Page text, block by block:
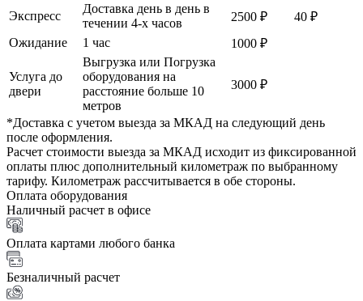
Экспресс
Доставка день в день в
течении 4-х часов
2500 ₽
40 ₽
Ожидание
1 час 1000 ₽
Услуга до
двери
Выгрузка или Погрузка
оборудования на
расстояние больше 10
метров
3000 ₽
*Доставка с учетом выезда за МКАД на следующий день
после оформления.
Расчет стоимости выезда за МКАД исходит из фиксированной
оплаты плюс дополнительный километраж по выбранному
тарифу. Километраж рассчитывается в обе стороны.
Оплата оборудования
Наличный расчет в офисе
Оплата картами любого банка
Безналичный расчет